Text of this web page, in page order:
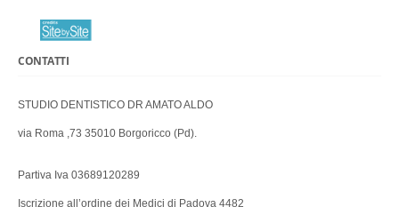
CONTATTI
STUDIO DENTISTICO DR AMATO ALDO
via Roma ,73 35010 Borgoricco (Pd).
Partiva Iva 03689120289
Iscrizione all’ordine dei Medici di Padova 4482